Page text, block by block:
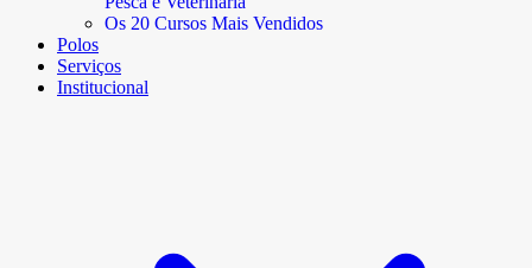
Os 20 Cursos Mais Vendidos
Polos
Serviços
Institucional